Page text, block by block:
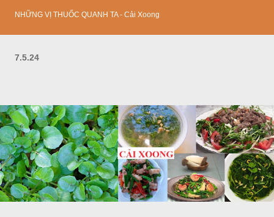
NHỮNG VỊ THUỐC QUANH TA - Cải Xoong
7.5.24